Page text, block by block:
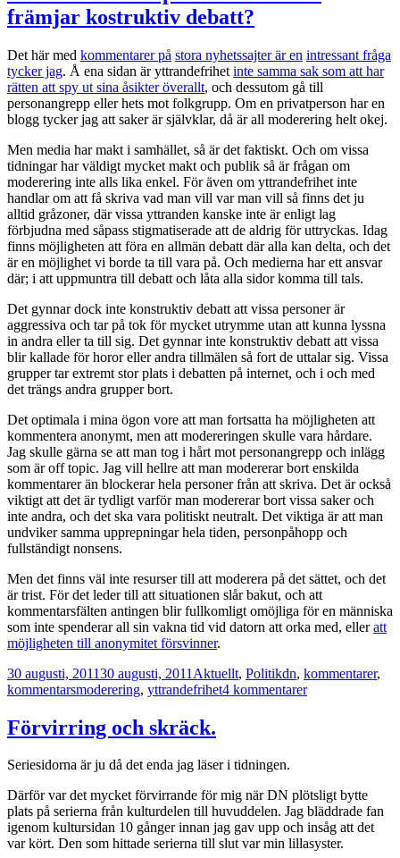
möta
rörelse
med
tystnad.
främjar kostruktiv debatt?
Det här med kommentarer på stora nyhetssajter är en intressant fråga
tycker jag. Å ena sidan är yttrandefrihet inte samma sak som att har
rätten att spy ut sina åsikter överallt, och dessutom gå till
personangrepp eller hets mot folkgrupp. Om en privatperson har en
blogg tycker jag att saker är självklar, då är all moderering helt okej.
Men media har makt i samhället, så är det faktiskt. Och om vissa
tidningar har väldigt mycket makt och publik så är frågan om
moderering inte alls lika enkel. För även om yttrandefrihet inte
handlar om att få skriva vad man vill var man vill så finns det ju
alltid gråzoner, där vissa yttranden kanske inte är enligt lag
förbjudna med såpass stigmatiserade att de aldrig för uttryckas. Idag
finns möjligheten att föra en allmän debatt där alla kan delta, och det
är en möjlighet vi borde ta till vara på. Och medierna har ett ansvar
där; i att uppmuntra till debatt och låta alla sidor komma till tals.
Det gynnar dock inte konstruktiv debatt att vissa personer är
aggressiva och tar på tok för mycket utrymme utan att kunna lyssna
in andra eller ta till sig. Det gynnar inte konstruktiv debatt att vissa
blir kallade för horor eller andra tillmälen så fort de uttalar sig. Vissa
grupper tar extremt stor plats i debatten på internet, och i och med
det trängs andra grupper bort.
Det optimala i mina ögon vore att man fortsatta ha möjligheten att
kommentera anonymt, men att modereringen skulle vara hårdare.
Jag skulle gärna se att man tog i hårt mot personangrepp och inlägg
som är off topic. Jag vill hellre att man modererar bort enskilda
kommentarer än blockerar hela personer från att skriva. Det är också
viktigt att det är tydligt varför man modererar bort vissa saker och
inte andra, och det ska vara politiskt neutralt. Det viktiga är att man
undviker samma upprepningar hela tiden, personpåhopp och
fullständigt nonsens.
Men det finns väl inte resurser till att moderera på det sättet, och det
är trist. För det leder till att situationen slår bakut, och att
kommentarsfälten antingen blir fullkomligt omöjliga för en människa
som inte spenderar all sin vakna tid vid datorn att orka med, elleratt
möjligheten till anonymitet försvinner.
Postat
30 augusti, 201130 augusti, 2011 Kategorier
Aktuellt, PolitikTaggar
dn, kommentarer,
kommentarsmoderering, yttrandefrihet4 kommentarertill
som
främjar
kostruktiv
debatt?
Förvirring och skräck.
Seriesidorna är ju då det enda jag läser i tidningen.
Därför var det mycket förvirrande för mig när DN plötsligt bytte
plats på serierna från kulturdelen till huvuddelen. Jag bläddrade fan
igenom kultursidan 10 gånger innan jag gav upp och insåg att det
var kört. Den som hittade serierna till slut var min lillasyster.